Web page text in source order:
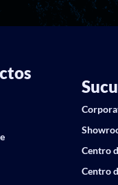
Centro
Centro